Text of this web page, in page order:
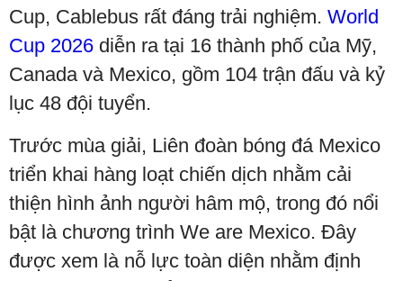
Cup, Cablebus rất đáng trải nghiệm. World
Cup 2026 diễn ra tại 16 thành phố của Mỹ,
Canada và Mexico, gồm 104 trận đấu và kỷ
lục 48 đội tuyển.
Trước mùa giải, Liên đoàn bóng đá Mexico
triển khai hàng loạt chiến dịch nhằm cải
thiện hình ảnh người hâm mộ, trong đó nổi
bật là chương trình We are Mexico. Đây
được xem là nỗ lực toàn diện nhằm định